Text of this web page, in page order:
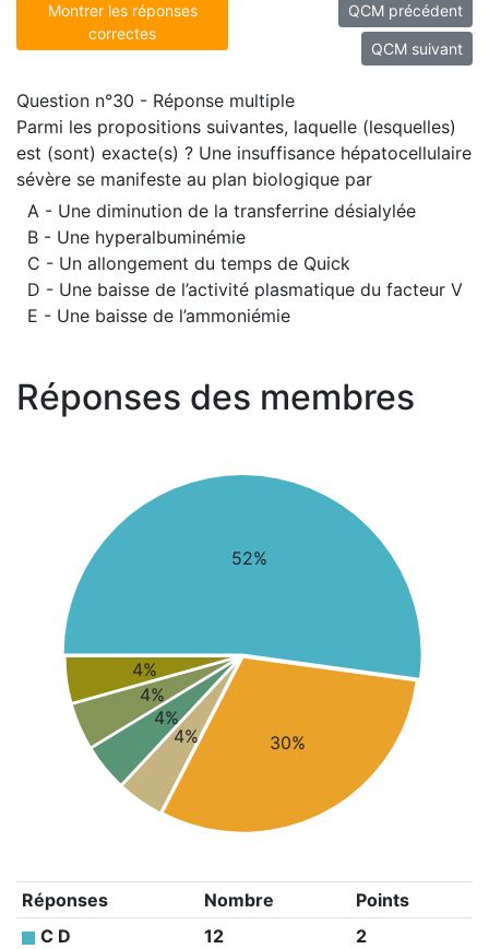
Montrer les réponses
correctes
QCM précédent
QCM suivant
Question n°30 - Réponse multiple
Parmi les propositions suivantes, laquelle (lesquelles)
est (sont) exacte(s) ? Une insuffisance hépatocellulaire
sévère se manifeste au plan biologique par
A - Une diminution de la transferrine désialylée
B - Une hyperalbuminémie
C - Un allongement du temps de Quick
D - Une baisse de l’activité plasmatique du facteur V
E - Une baisse de l’ammoniémie
Réponses des membres
52%
30%
4%
4%
4%
4%
Réponses Nombre
Points
C D
12 2